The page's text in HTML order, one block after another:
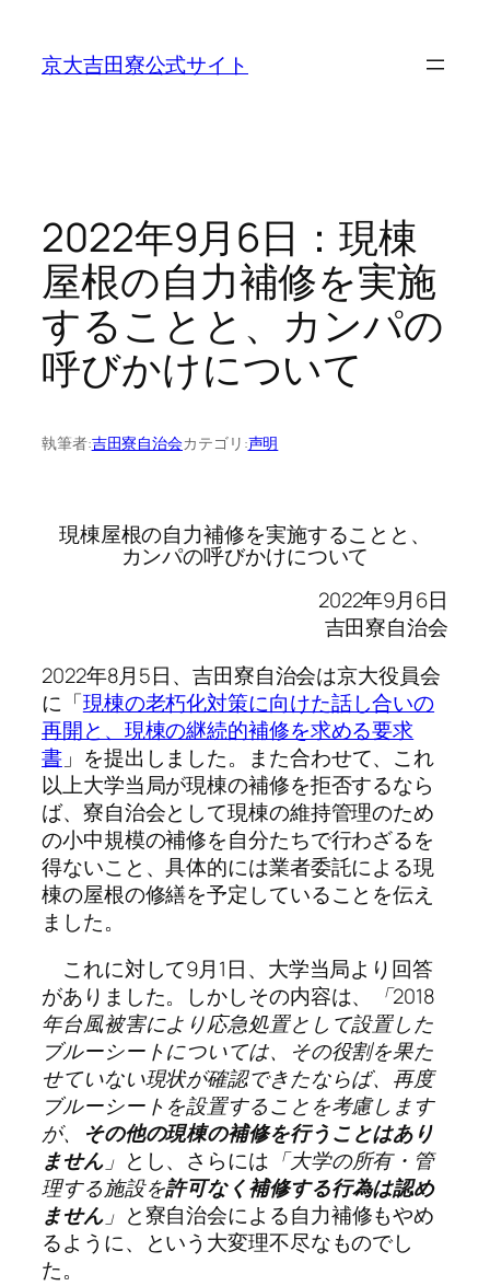
京大吉田寮公式サイト
2022年9月6日：現棟
屋根の自力補修を実施
することと、カンパの
呼びかけについて
執筆者:吉田寮自治会カテゴリ:声明
現棟屋根の自力補修を実施することと、
カンパの呼びかけについて
2022年9月6日
吉田寮自治会
2022年8月5日、吉田寮自治会は京大役員会
に「現棟の老朽化対策に向けた話し合いの
再開と、現棟の継続的補修を求める要求
書」を提出しました。また合わせて、これ
以上大学当局が現棟の補修を拒否するなら
ば、寮自治会として現棟の維持管理のため
の小中規模の補修を自分たちで行わざるを
得ないこと、具体的には業者委託による現
棟の屋根の修繕を予定していることを伝え
ました。
これに対して9月1日、大学当局より回答
がありました。しかしその内容は、
「2018
年台風被害により応急処置として設置した
ブルーシートについては、その役割を果た
せていない現状が確認できたならば、再度
ブルーシートを設置することを考慮します
が、
その他の現棟の補修を行うことはあり
ません」 とし、さらには 「大学の所有・管
理する施設を許可なく補修する行為は認め
ません」 と寮自治会による自力補修もやめ
るように、という大変理不尽なものでし
た。